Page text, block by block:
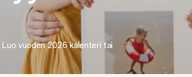
Reviewsissä.
vuoden 2026 kalenteri tai